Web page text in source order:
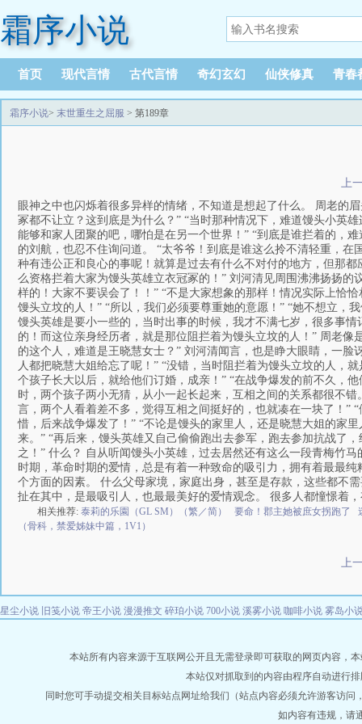
霜序小说
首页 现代言情 古代言情 奇幻玄幻 仙侠修真 青春
霜序小说> 末世重生之屈服 > 第189章
上
眼神之中也闪烁着很多异样的情绪，不知道是想起了什么。 周老的
冢都不让立？这到底是为什么？” “当时那种情况下，难道馒头小英
能够和家人团聚的吧，哪怕是在另一个世界！” “到底是谁拦着的，
的刘航，也忍不住询问道。 “太爷爷！到底是谁这么拎不清轻重，
种有违公正和良心的事呢！就算是过去有什么不对付的地方，但那
么资格拦着大家为馒头英雄立衣冠冢的！” 刘河清见周围沸沸扬扬
样的！大家不要误会了！！” “不是大家想象的那样！情况实际上恰
馒头立坟的人！” “所以，我们必须要尊重她的意愿！” “她不想立，
馒头英雄是要小一些的，当时出事的时候，我才不满七岁，很多事
的！而这位亲身经历者，就是那位阻拦着为馒头立坟的人！” 周老
的这个人，难道是王晓慧女士？” 刘河清闻言，也是睁大眼睛，一
人都把晓慧大姐给忘了呢！” “没错，当时阻拦着为馒头立坟的人，
个孩子长大以后，就给他们订婚，成亲！” “在战争爆发的前不久，
时，两个孩子两小无猜，从小一起长起来，互相之间的关系都很不
言，两个人看着差不多，觉得互相之间挺好的，也就凑在一块了！”
惜，后来战争爆发了！” “不论是馒头的家里人，还是晓慧大姐的家
来。” “再后来，馒头英雄又自己偷偷跑出去参军，跑去参加抗战了
之！” 什么？ 自从听闻馒头小英雄，过去居然还有这么一段青梅竹
时期，革命时期的爱情，总是有着一种致命的吸引力，拥有着最最
个方面的因素。 什么父母家境，家庭出身，甚至是存款，这些都不
扯在其中，是最吸引人，也最最美好的爱情观念。 很多人都憧憬着
相关推荐: 泰莉的乐園（GL SM）（繁／简） 要命！郡主她被庶女拐跑了
（骨科，禁爱姊妹中篇，1V1）
上
星尘小说 旧笺小说 帝王小说 漫漫推文 碎珀小说 700小说 溪雾小说 咖啡小说 雾岛小
本站所有内容来源于互联网公开且无需登录即可获取的网页内容，
本站仅对抓取到的内容由程序自动进行
同时您可手动提交相关目标站点网址给我们（站点内容必须允许游客访
如内容有违规，请